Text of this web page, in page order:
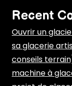
Recent
Ouvrir un
sa glacerie
conseils
machine à